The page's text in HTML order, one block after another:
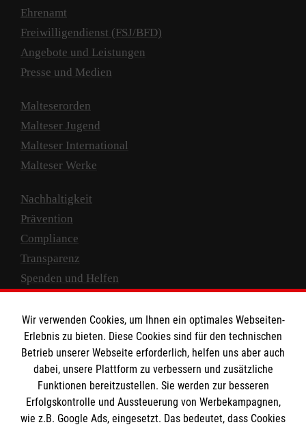
Ehrenamt
Freiwilligendienst (FSJ/BFD)
Angebote und Leistungen
Presse und Medien
Malteserorden
Malteser Jugend
Malteser International
Malteser Werke
Nachhaltigkeit
Prävention
Compliance
Transparenz
Spenden und Helfen
Empfänger: Malteser Hilfsdienst e.V.
IBAN: DE10 3706 0120 1201 2000 12
BIC: GENODED 1PA7
Wir verwenden Cookies, um Ihnen ein optimales Webseiten-
Erlebnis zu bieten. Diese Cookies sind für den technischen
Betrieb unserer Webseite erforderlich, helfen uns aber auch
dabei, unsere Plattform zu verbessern und zusätzliche
Funktionen bereitzustellen. Sie werden zur besseren
Erfolgskontrolle und Aussteuerung von Werbekampagnen,
wie z.B. Google Ads, eingesetzt. Das bedeutet, dass Cookies